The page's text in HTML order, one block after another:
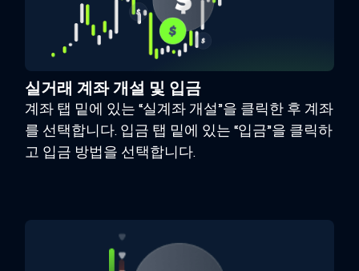
실거래 계좌 개설 및 입금
계좌 탭 밑에 있는 “실계좌 개설”을 클릭한 후 계좌
를 선택합니다. 입금 탭 밑에 있는 “입금”을 클릭하
고 입금 방법을 선택합니다.